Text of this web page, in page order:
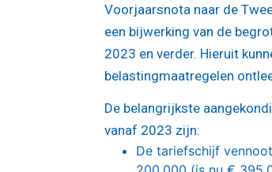
Voorjaarsnota naar de
een bijwerking van de
2023 en verder. Hieruit
belastingmaatregelen
De belangrijkste
vanaf 2023 zijn:
De tariefschijf